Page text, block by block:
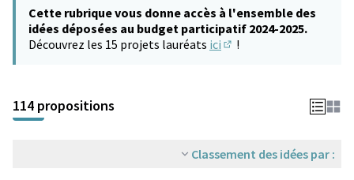
Cette rubrique vous donne accès à l'ensemble des
idées déposées au budget participatif 2024-2025.
Découvrez les 15 projets lauréats ici !
114 propositions
Classement des idées par :